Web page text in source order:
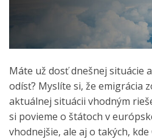
Máte už dosť dnešnej situácie
odísť? Myslíte si, že emigrácia
aktuálnej situácii vhodným
si povieme o štátoch v
vhodnejšie, ale aj o takých,